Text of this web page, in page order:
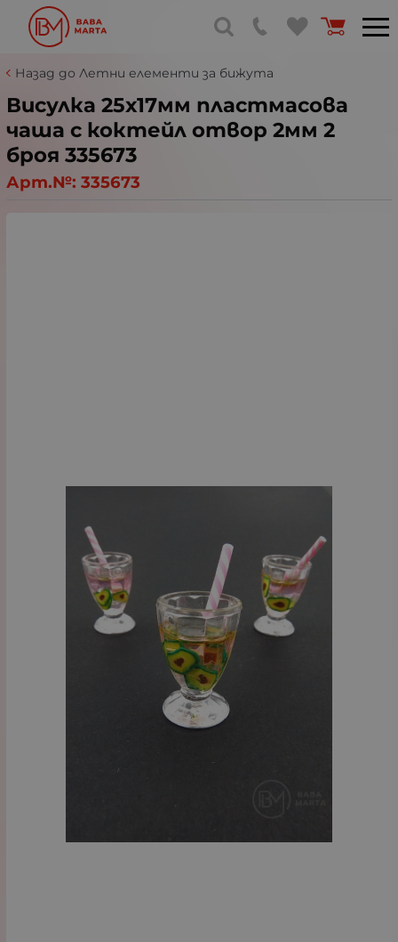
Назад до Летни елементи за бижута
Висулка 25х17мм пластмасова
чаша с коктейл отвор 2мм 2
броя 335673
Арт.№: 335673